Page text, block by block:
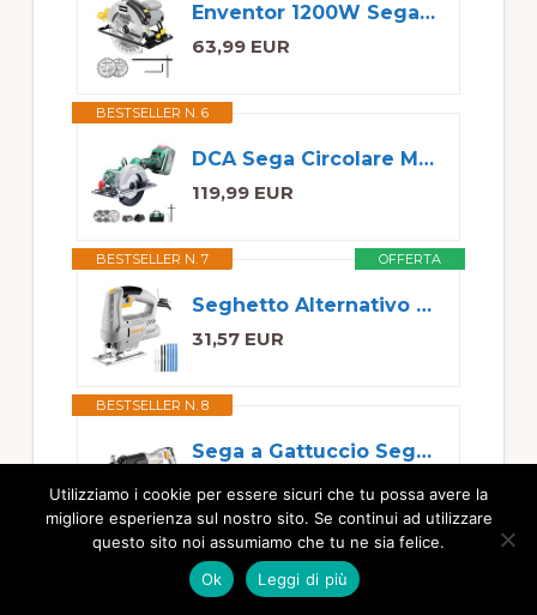
Enventor 1200W Sega Circolare con Guida Laser, 2 Lame per Legno
63,99 EUR
BESTSELLER N. 6
DCA Sega Circolare Mini Senza Spazzole, 2 Velocità 6700/4200 Rpm con 20V 4,0Ah Batteria, 3 Lame Ø125mm e Guida, Profondità Taglio 45mm(90°)/33mm(45°), Per Legno, Plastica, PVC
119,99 EUR
OFFERTA
BESTSELLER N. 7
Seghetto Alternativo Elettrico: DEKOPRO 400W Seghetto per Legno Seghetti Alternativi, 6 Velocità Variabili 0-3000 SPM, Taglio Inclinato ±45° con 8 Lame per Legno, Metallo e Plastica
31,57 EUR
BESTSELLER N. 8
Sega a Gattuccio Seghetto Alternativo: DEKOPRO 710W Seghetto Elettrico Sega per Legno con 4 lame, 2800 SPM a Velocità Variabile, 20mm di Corsa, per Taglio di Legno e Metallo
42,99 EUR
BESTSELLER N. 9
Utilizziamo i cookie per essere sicuri che tu possa avere la
migliore esperienza sul nostro sito. Se continui ad utilizzare
questo sito noi assumiamo che tu ne sia felice.
Ok
Leggi di più